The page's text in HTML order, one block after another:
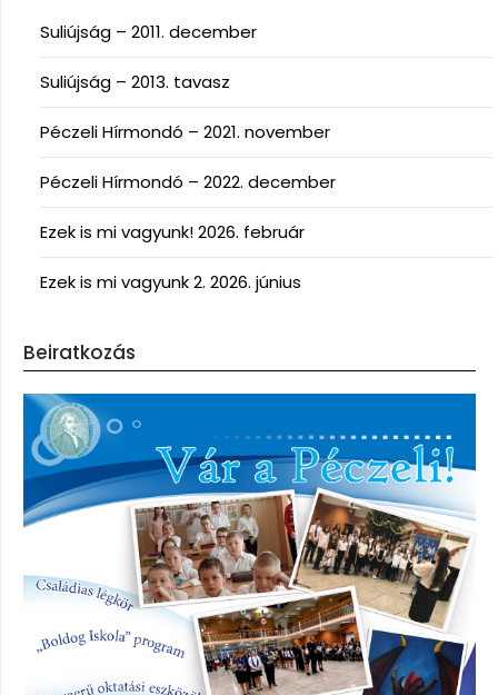
Suliújság – 2011. december
Suliújság – 2013. tavasz
Péczeli Hírmondó – 2021. november
Péczeli Hírmondó – 2022. december
Ezek is mi vagyunk! 2026. február
Ezek is mi vagyunk 2. 2026. június
Beiratkozás